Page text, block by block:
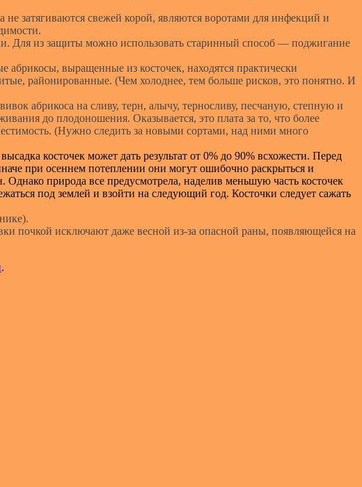
затягиваются свежей корой, являются воротами для инфекций и
Для из защиты можно использовать старинный способ — поджигание
выращенные из косточек, находятся практически
районированные. (Чем холоднее, тем больше рисков, это понятно. И
абрикоса на сливу, терн, алычу, терносливу, песчаную, степную и
до плодоношения. Оказывается, это плата за то, что более
(Нужно следить за новыми сортами, над ними много
косточек может дать результат от 0% до 90% всхожести. Перед
при осеннем потеплении они могут ошибочно раскрыться и
Однако природа все предусмотрела, наделив меньшую часть косточек
под землей и взойти на следующий год. Косточки следует сажать
почкой исключают даже весной из-за опасной раны, появляющейся на
.